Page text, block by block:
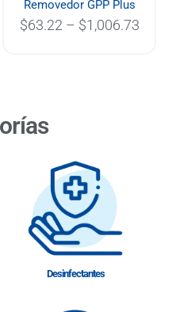
Removedor GPP Plus
$63.22 – $1,006.73
Desinfectantes